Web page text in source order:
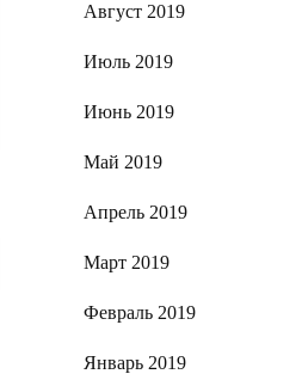
Август 2019
Июль 2019
Июнь 2019
Май 2019
Апрель 2019
Март 2019
Февраль 2019
Январь 2019